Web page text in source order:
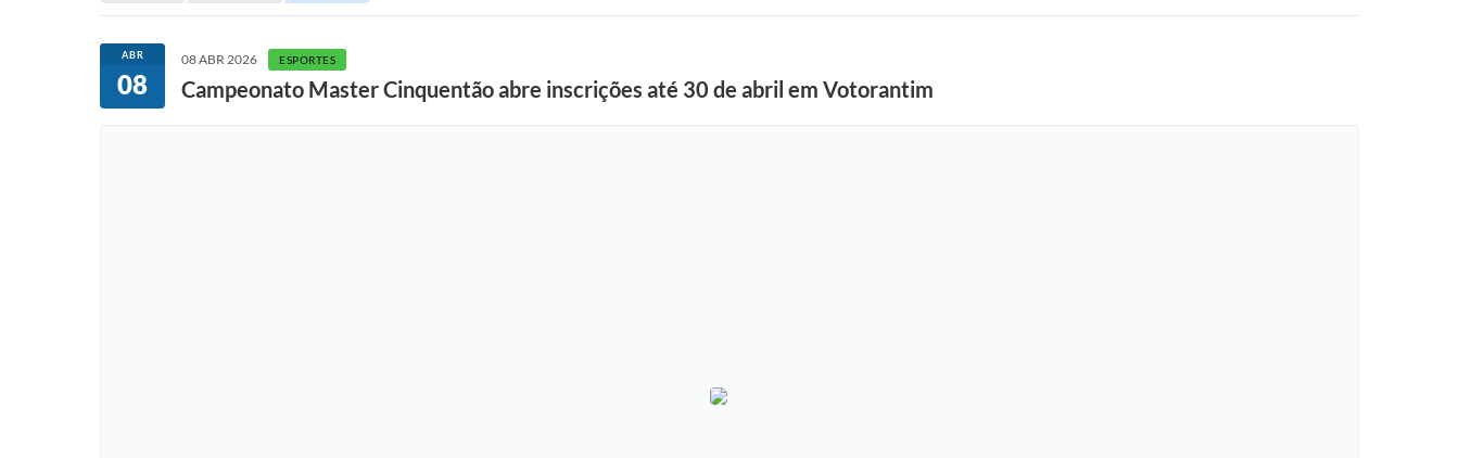
ABR
08
08 ABR 2026 ESPORTES
Campeonato Master Cinquentão abre inscrições até 30 de abril em Votorantim